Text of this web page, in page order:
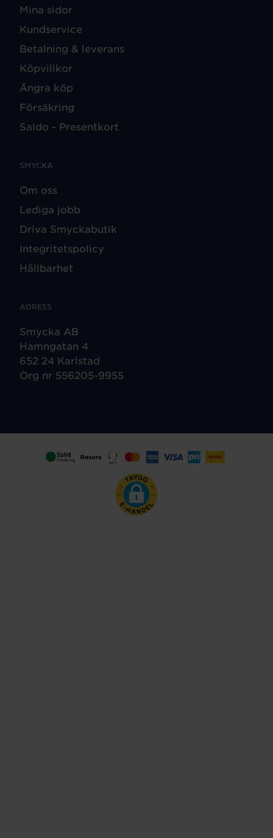
Mina sidor
Kundservice
Betalning & leverans
Köpvillkor
Ångra köp
Försäkring
Saldo - Presentkort
SMYCKA
Om oss
Lediga jobb
Driva Smyckabutik
Integritetspolicy
Hållbarhet
ADRESS
Smycka AB
Hamngatan 4
652 24 Karlstad
Org nr 556205-9955